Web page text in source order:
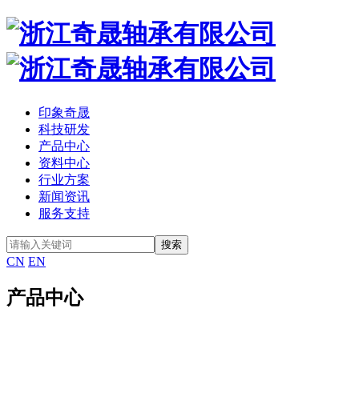
印象奇晟
科技研发
产品中心
资料中心
行业方案
新闻资讯
服务支持
CN EN
产品中心